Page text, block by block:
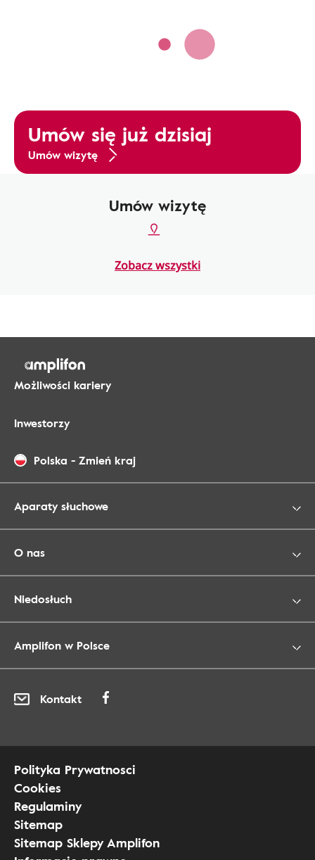
Umów się już dzisiaj
Umów wizytę
Umów wizytę
Zobacz wszystki
Możliwości kariery
Inwestorzy
Polska - Zmień kraj
Aparaty słuchowe
O nas
Niedosłuch
Amplifon w Polsce
Kontakt
Polityka Prywatnosci
Cookies
Regulaminy
Sitemap
Sitemap Sklepy Amplifon